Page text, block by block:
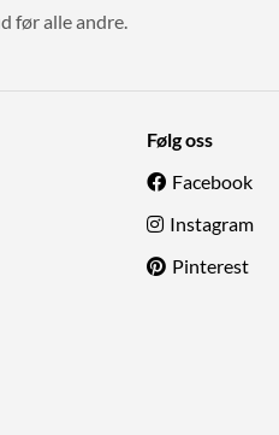
før alle andre.
Følg oss
Facebook
Instagram
Pinterest